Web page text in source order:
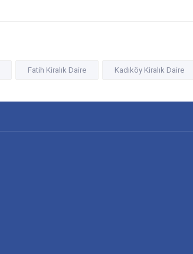
Fatih Kiralık Daire Kadıköy Kiralık Daire